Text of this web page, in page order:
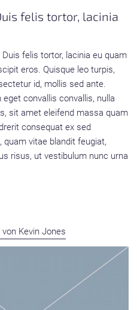
felis tortor, lacinia
felis tortor, lacinia eu quam
eros. Quisque leo turpis,
id, mollis sed ante.
convallis convallis, nulla
sit amet eleifend massa quam
consequat ex sed
quam vitae blandit feugiat,
risus, ut vestibulum nunc urna
von Kevin Jones